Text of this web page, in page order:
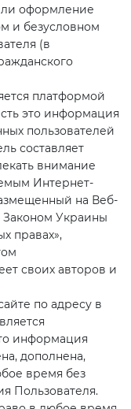
оформление
и безусловном
(в
платформой
это информация
пользователей
составляет
внимание
Интернет-
на Веб-
Законом Украины
правах»,
своих авторов и
по адресу в
информация
дополнена,
время без
Пользователя.